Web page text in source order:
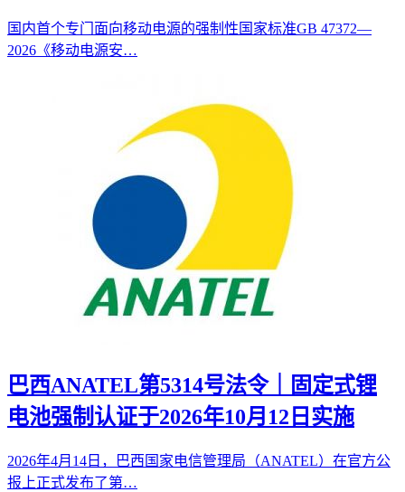
国内首个专门面向移动电源的强制性国家标准GB 47372—
2026《移动电源安…
巴西ANATEL第5314号法令｜固定式锂
电池强制认证于2026年10月12日实施
2026年4月14日，巴西国家电信管理局（ANATEL）在官方公
报上正式发布了第…